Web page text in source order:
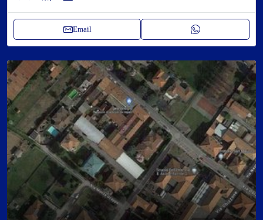
Email